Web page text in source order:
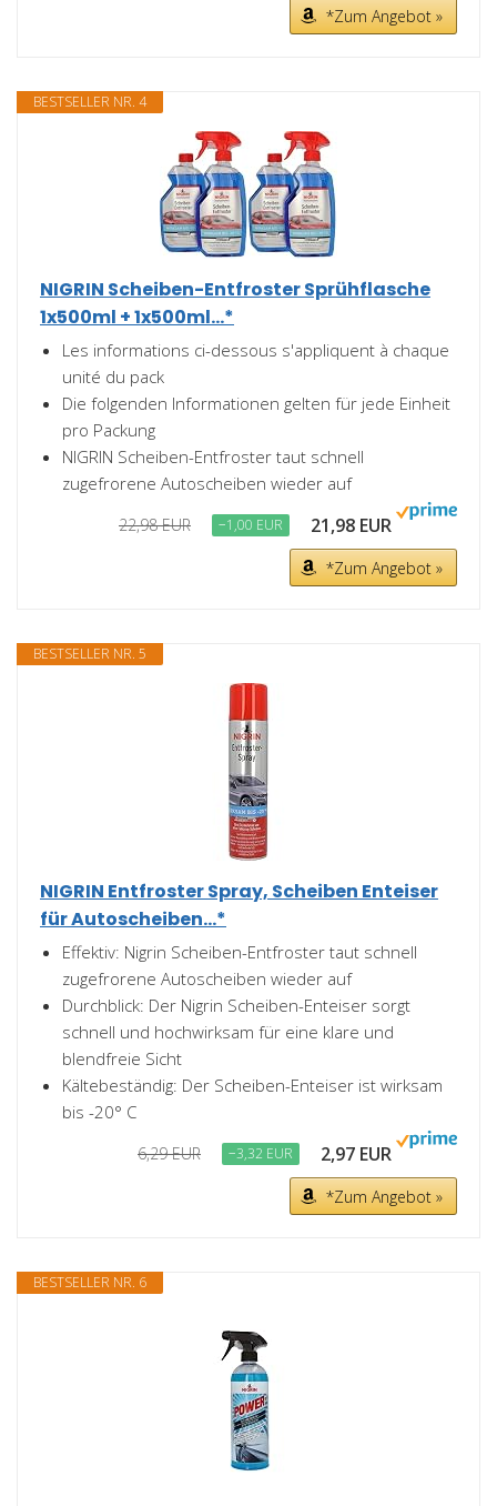
*Zum Angebot »
BESTSELLER NR. 4
NIGRIN Scheiben-Entfroster Sprühflasche
1x500ml + 1x500ml...*
Les informations ci-dessous s'appliquent à chaque
unité du pack
Die folgenden Informationen gelten für jede Einheit
pro Packung
NIGRIN Scheiben-Entfroster taut schnell
zugefrorene Autoscheiben wieder auf
22,98 EUR −1,00 EUR 21,98 EUR
*Zum Angebot »
BESTSELLER NR. 5
NIGRIN Entfroster Spray, Scheiben Enteiser
für Autoscheiben...*
Effektiv: Nigrin Scheiben-Entfroster taut schnell
zugefrorene Autoscheiben wieder auf
Durchblick: Der Nigrin Scheiben-Enteiser sorgt
schnell und hochwirksam für eine klare und
blendfreie Sicht
Kältebeständig: Der Scheiben-Enteiser ist wirksam
bis -20° C
6,29 EUR −3,32 EUR 2,97 EUR
*Zum Angebot »
BESTSELLER NR. 6